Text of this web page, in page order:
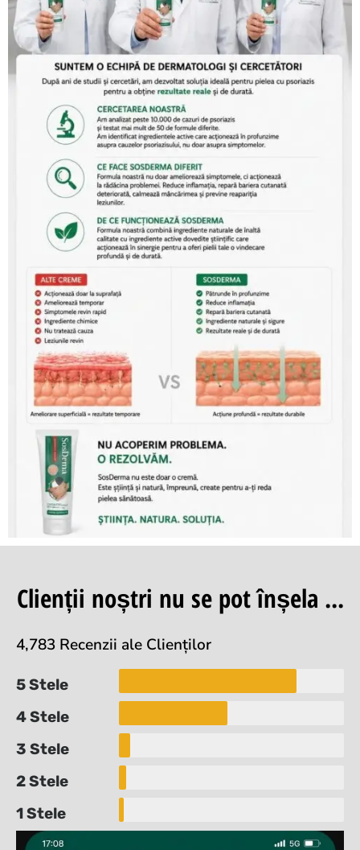
Clienții noștri nu se pot înșela ...
4,783 Recenzii ale Clienților
5 Stele
4 Stele
3 Stele
2 Stele
1 Stele